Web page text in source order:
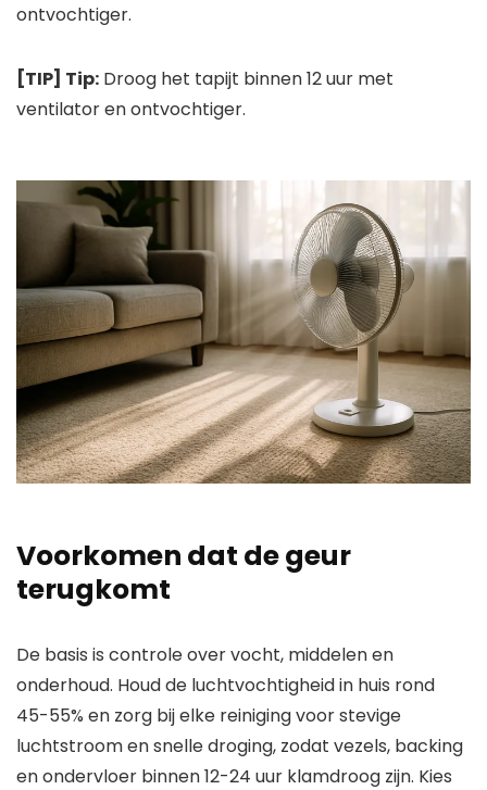
ontvochtiger.
[TIP] Tip: Droog het tapijt binnen 12 uur met
ventilator en ontvochtiger.
Voorkomen dat de geur
terugkomt
De basis is controle over vocht, middelen en
onderhoud. Houd de luchtvochtigheid in huis rond
45-55% en zorg bij elke reiniging voor stevige
luchtstroom en snelle droging, zodat vezels, backing
en ondervloer binnen 12-24 uur klamdroog zijn. Kies